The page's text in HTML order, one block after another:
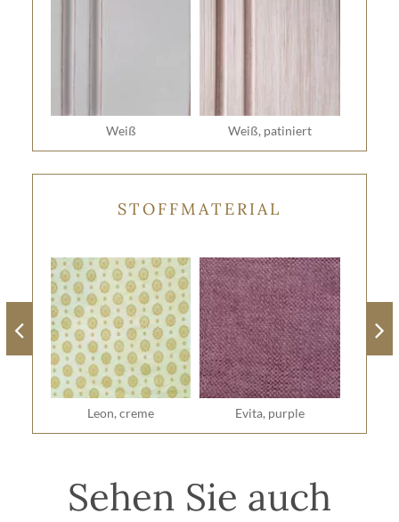
Weiß Weiß, patiniert
STOFFMATERIAL
Leon, creme Evita, purple
Sehen Sie auch